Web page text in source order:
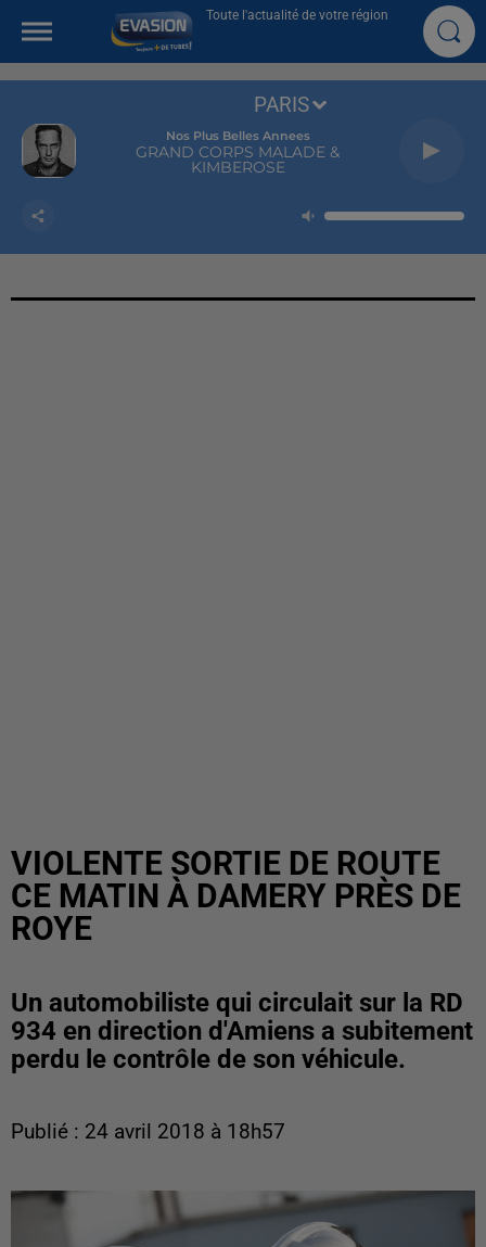
Toute l'actualité de votre région
Nos Plus Belles Annees
GRAND CORPS MALADE &
KIMBEROSE
PARIS
VIOLENTE SORTIE DE ROUTE
CE MATIN À DAMERY PRÈS DE
ROYE
Un automobiliste qui circulait sur la RD
934 en direction d'Amiens a subitement
perdu le contrôle de son véhicule.
Publié : 24 avril 2018 à 18h57